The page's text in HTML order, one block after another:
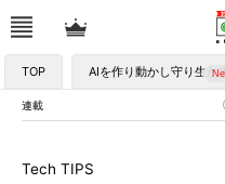
TOP AIを作り動かし守り生か
連載
Tech TIPS